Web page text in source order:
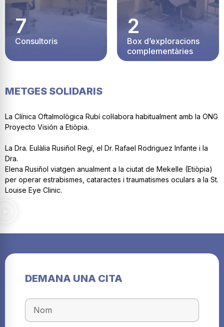
7
Consultoris
2
Box d’exploracions
complementàries
METGES SOLIDARIS
La Clínica Oftalmològica Rubí col·labora habitualment amb la ONG
Proyecto Visión a Etiòpia.
La Dra. Eulàlia Rusiñol Regí, el Dr. Rafael Rodriguez Infante i la
Dra.
Elena Rusiñol viatgen anualment a la ciutat de Mekelle (Etiòpia)
per operar estrabismes, cataractes i traumatismes oculars a la St.
Louise Eye Clinic.
DEMANA UNA CITA